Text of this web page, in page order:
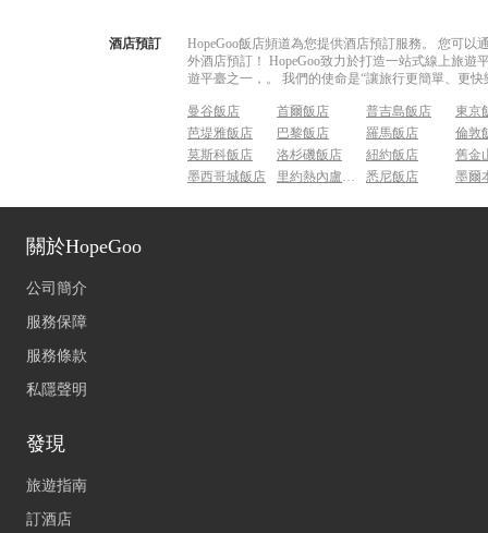
酒店預訂
HopeGoo飯店頻道為您提供酒店預訂服務。 您可
外酒店預訂！ HopeGoo致力於打造一站式線上旅
遊平臺之一，。 我們的使命是“讓旅行更簡單、更
曼谷飯店 首爾飯店 普吉島飯店
東京
芭堤雅飯店
巴黎飯店 羅馬飯店
倫敦
莫斯科飯店
洛杉磯飯店 紐約飯店
舊金
墨西哥城飯店
里約熱內盧飯店 悉尼飯店 墨爾
關於HopeGoo
公司簡介
服務保障
服務條款
私隱聲明
發現
旅遊指南
訂酒店